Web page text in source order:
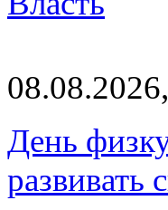
День
развивать